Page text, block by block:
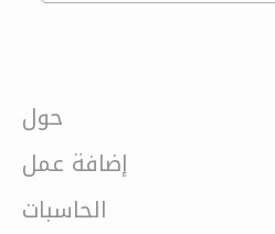
حول
إضافة عمل
الحاسبات